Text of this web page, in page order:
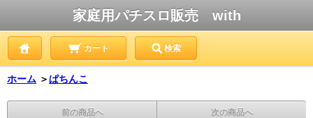
家庭用パチスロ販売 with
カート 検索
ホーム ＞ぱちんこ
前の商品へ 次の商品へ